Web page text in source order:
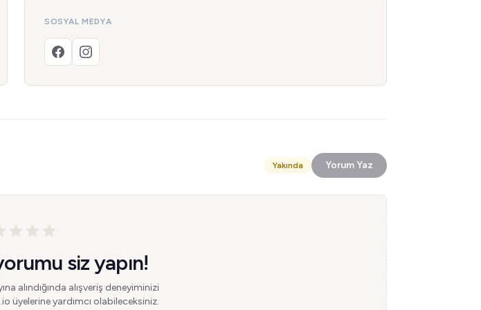
SOSYAL MEDYA
Yakında Yorum Yaz
siz yapın!
alındığında alışveriş deneyiminizi
üyelerine yardımcı olabileceksiniz.